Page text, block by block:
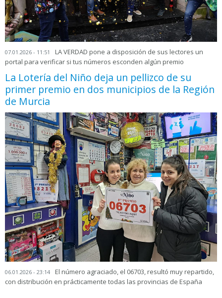
07.01.2026 - 11:51
LA VERDAD pone a disposición de sus lectores un
portal para verificar si tus números esconden algún premio
La Lotería del Niño deja un pellizco de su
primer premio en dos municipios de la Región
de Murcia
06.01.2026 - 23:14
El número agraciado, el 06703, resultó muy repartido,
con distribución en prácticamente todas las provincias de España